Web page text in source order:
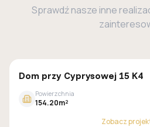
Sprawdź nasze inne
GALERIA DOMÓW
Dom przy Cyprysowej 15 K4
Powierzchnia
154.20m²
Zobacz